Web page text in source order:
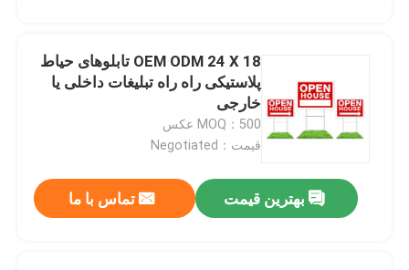
OEM ODM 24 X 18 تابلوهای حیاط
پلاستیکی راه راه تبلیغات داخلی یا
خارجی
MOQ：500 عکس
قیمت：Negotiated
بهترین قیمت تماس با ما